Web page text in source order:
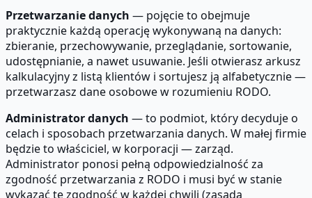
Przetwarzanie danych — pojęcie to obejmuje
praktycznie każdą operację wykonywaną na danych:
zbieranie, przechowywanie, przeglądanie, sortowanie,
udostępnianie, a nawet usuwanie. Jeśli otwierasz arkusz
kalkulacyjny z listą klientów i sortujesz ją alfabetycznie —
przetwarzasz dane osobowe w rozumieniu RODO.
Administrator danych — to podmiot, który decyduje o
celach i sposobach przetwarzania danych. W małej firmie
będzie to właściciel, w korporacji — zarząd.
Administrator ponosi pełną odpowiedzialność za
zgodność przetwarzania z RODO i musi być w stanie
wykazać tę zgodność w każdej chwili (zasada